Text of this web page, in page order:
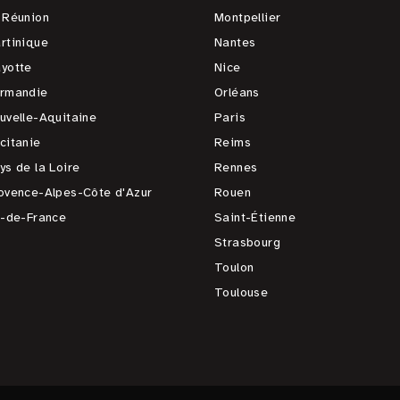
Aquitaine
de la Loire
Alpes-Côte d'Azur
de-France
Montpellier
Nantes
Nice
Orléans
Paris
Reims
Rennes
Rouen
Saint-Étienne
Strasbourg
Toulon
Toulouse